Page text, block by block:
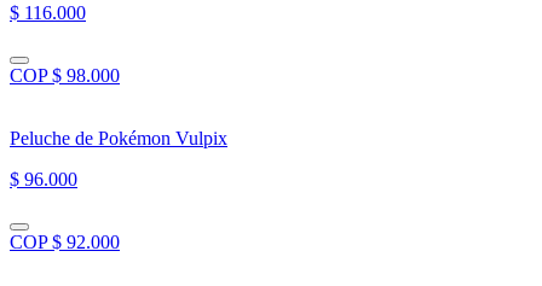
$ 116.000
COP $ 98.000
Peluche de Pokémon Vulpix
$ 96.000
COP $ 92.000